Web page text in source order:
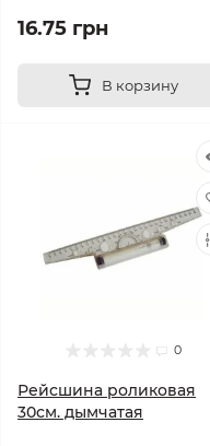
16.75 грн
В корзину
0
Рейсшина роликовая
30см. дымчатая